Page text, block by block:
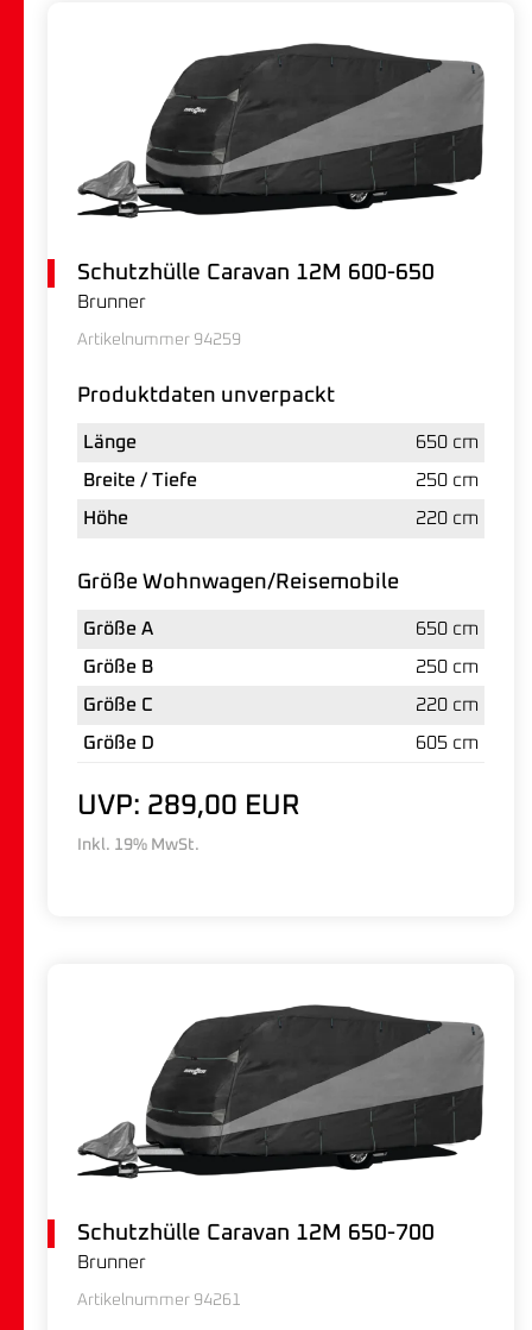
Schutzhülle Caravan 12M 600-650
Brunner
Artikelnummer 94259
Produktdaten unverpackt
Länge
650 cm
Breite / Tiefe
250 cm
Höhe
220 cm
Größe Wohnwagen/Reisemobile
Größe A
650 cm
Größe B
250 cm
Größe C
220 cm
Größe D
605 cm
UVP: 289,00 EUR
Inkl. 19% MwSt.
Schutzhülle Caravan 12M 650-700
Brunner
Artikelnummer 94261